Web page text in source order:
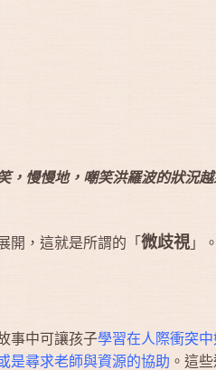
，慢慢地，嘲笑洪羅波的狀況
開，這就是所謂的「 微歧視」。
事中可讓孩子學習在人際衝突
是尋求老師與資源的協助 。這